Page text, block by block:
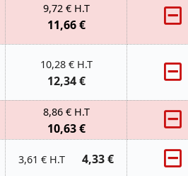
9,72 € H.T
11,66 €
10,28 € H.T
12,34 €
8,86 € H.T
10,63 €
3,61 € H.T 4,33 €